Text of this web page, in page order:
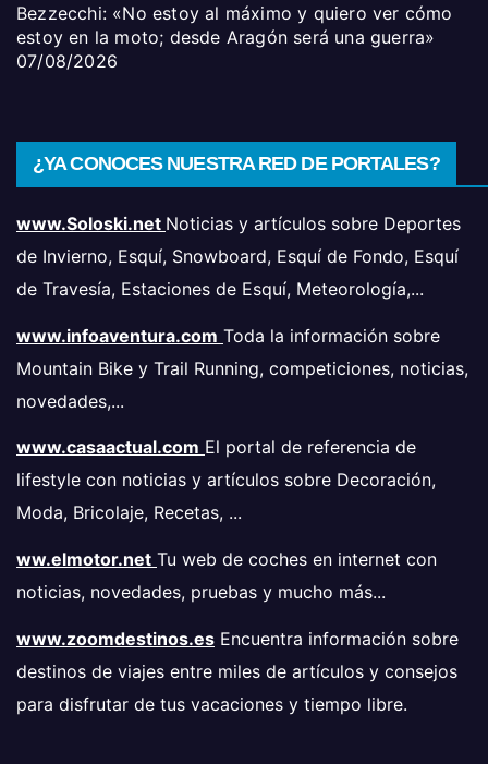
Bezzecchi: «No estoy al máximo y quiero ver cómo
estoy en la moto; desde Aragón será una guerra»
07/08/2026
¿YA CONOCES NUESTRA RED DE PORTALES?
www.Soloski.net Noticias y artículos sobre Deportes
de Invierno, Esquí, Snowboard, Esquí de Fondo, Esquí
de Travesía, Estaciones de Esquí, Meteorología,...
www.infoaventura.com Toda la información sobre
Mountain Bike y Trail Running, competiciones, noticias,
novedades,...
www.casaactual.com El portal de referencia de
lifestyle con noticias y artículos sobre Decoración,
Moda, Bricolaje, Recetas, ...
ww.elmotor.net Tu web de coches en internet con
noticias, novedades, pruebas y mucho más...
www.zoomdestinos.es Encuentra información sobre
destinos de viajes entre miles de artículos y consejos
para disfrutar de tus vacaciones y tiempo libre.